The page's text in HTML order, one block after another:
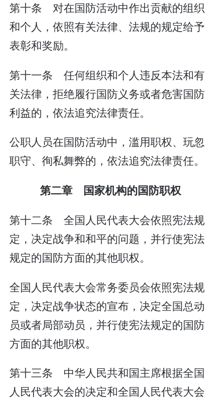
第十条 对在国防活动中作出贡献的组织
和个人，依照有关法律、法规的规定给予
表彰和奖励。
第十一条 任何组织和个人违反本法和有
关法律，拒绝履行国防义务或者危害国防
利益的，依法追究法律责任。
公职人员在国防活动中，滥用职权、玩忽
职守、徇私舞弊的，依法追究法律责任。
第二章 国家机构的国防职权
第十二条 全国人民代表大会依照宪法规
定，决定战争和和平的问题，并行使宪法
规定的国防方面的其他职权。
全国人民代表大会常务委员会依照宪法规
定，决定战争状态的宣布，决定全国总动
员或者局部动员，并行使宪法规定的国防
方面的其他职权。
第十三条 中华人民共和国主席根据全国
人民代表大会的决定和全国人民代表大会